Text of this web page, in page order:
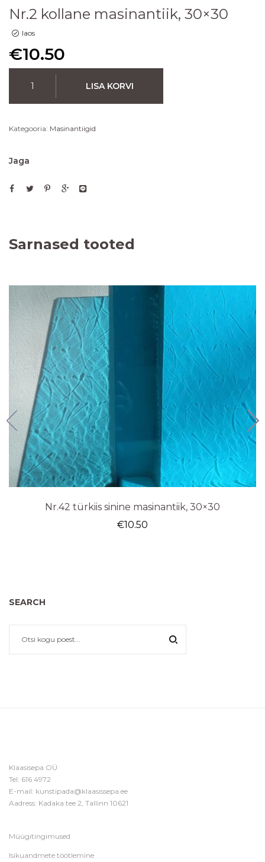
Nr.2 kollane masinantiik, 30×30
laos
€10.50
LISA KORVI
Kategooria: Masinantiigid
Jaga
Sarnased tooted
Nr.42 türkiis sinine masinantiik, 30×30
€10.50
SEARCH
Klaasisepa OÜ
Tel: 616 4972
E-mail: kunstipada@klaasissepa.ee
Aadress: Kadaka tee 2, Tallinn 10621
Müügitingimused
Isikuandmete töötlemine